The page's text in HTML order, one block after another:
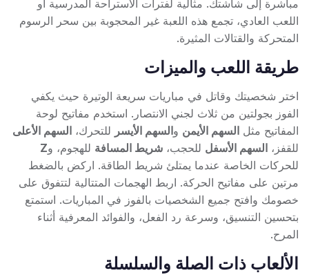
مباشرة إلى شاشتك. مثالية لفترات الاستراحة المدرسية أو
اللعب العادي، تجمع هذه اللعبة غير المحجوبة بين سحر الرسوم
المتحركة والقتالات المثيرة.
طريقة اللعب والميزات
اختر شخصيتك وقاتل في مباريات سريعة الوتيرة حيث يكفي
الفوز بجولتين من ثلاث لجني الانتصار. استخدم مفاتيح لوحة
المفاتيح مثل السهم الأيمن والسهم الأيسر للتحرك، السهم الأعلى
للقفز، السهم الأسفل للحجب، شريط المسافة للهجوم، وZ
للحركات الخاصة عندما يمتلئ شريط الطاقة. اركض بالضغط
مرتين على مفاتيح الحركة. اربط الهجمات المتتالية لتتفوق على
خصومك وافتح جميع الشخصيات بالفوز في المباريات. استمتع
بتحسين التنسيق، وسرعة رد الفعل، والفوائد المعرفية أثناء
المرح.
الألعاب ذات الصلة والسلسلة